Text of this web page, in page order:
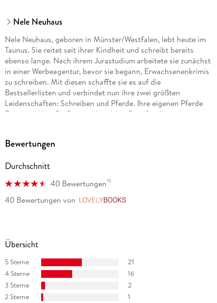
Nele Neuhaus
Nele Neuhaus, geboren in Münster/Westfalen, lebt heute im
Taunus. Sie reitet seit ihrer Kindheit und schreibt bereits
ebenso lange. Nach ihrem Jurastudium arbeitete sie zunächst
in einer Werbeagentur, bevor sie begann, Erwachsenenkrimis
zu schreiben. Mit diesen schaffte sie es auf die
Bestsellerlisten und verbindet nun ihre zwei größten
Leidenschaften: Schreiben und Pferde. Ihre eigenen Pferde
Fritzi und Won Da Pie standen dabei Pate für die
Bewertungen
Durchschnitt
40 Bewertungen15
40 Bewertungen von
Übersicht
5 Sterne
21
4 Sterne
16
3 Sterne
2
2 Sterne
1